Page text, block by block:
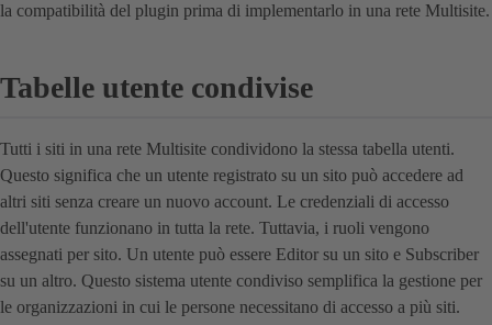
la compatibilità del plugin prima di implementarlo in una rete Multisite.
Tabelle utente condivise
Tutti i siti in una rete Multisite condividono la stessa tabella utenti.
Questo significa che un utente registrato su un sito può accedere ad
altri siti senza creare un nuovo account. Le credenziali di accesso
dell'utente funzionano in tutta la rete. Tuttavia, i ruoli vengono
assegnati per sito. Un utente può essere Editor su un sito e Subscriber
su un altro. Questo sistema utente condiviso semplifica la gestione per
le organizzazioni in cui le persone necessitano di accesso a più siti.